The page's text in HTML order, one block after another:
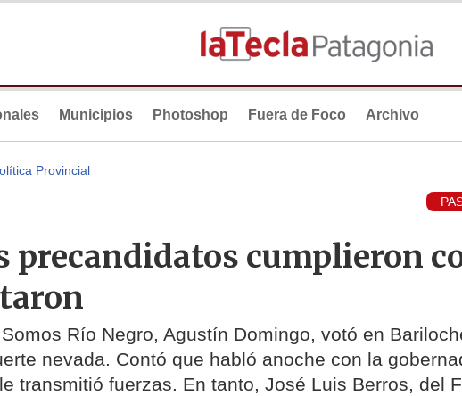
Municipios Photoshop Fuera de Foco Archivo
Provincial
precandidatos cumplieron
Río Negro, Agustín Domingo, votó en
nevada. Contó que habló anoche con la
transmitió fuerzas. En tanto, José Luis Berros, del